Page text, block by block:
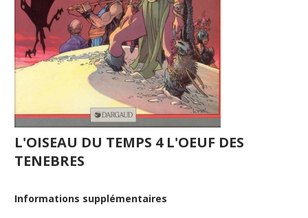
L'OISEAU DU TEMPS 4 L'OEUF DES
TENEBRES
Informations supplémentaires